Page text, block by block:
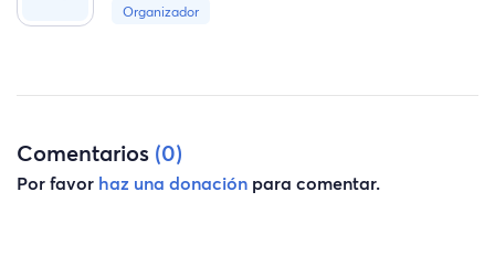
Organizador
Comentarios (0)
Por favor haz una donación para comentar.